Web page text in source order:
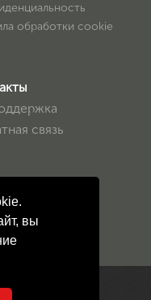
вы
обработки cookie
связь